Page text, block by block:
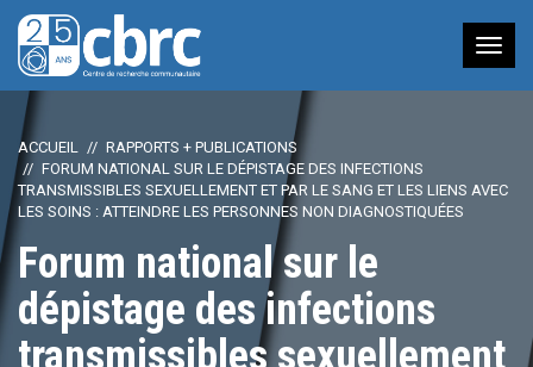
à
ACCUEIL
RAPPORTS + PUBLICATIONS
FORUM NATIONAL SUR LE DÉPISTAGE DES INFECTIONS
TRANSMISSIBLES SEXUELLEMENT ET PAR LE SANG ET LES LIENS AVEC
LES SOINS : ATTEINDRE LES PERSONNES NON DIAGNOSTIQUÉES
Forum national sur le
dépistage des infections
transmissibles sexuellement